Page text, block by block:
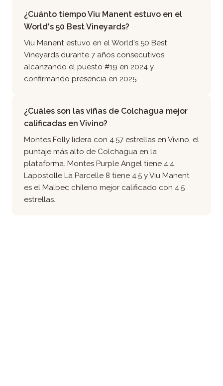
¿Cuánto tiempo Viu Manent estuvo en el
World's 50 Best Vineyards?
Viu Manent estuvo en el World's 50 Best
Vineyards durante 7 años consecutivos,
alcanzando el puesto #19 en 2024 y
confirmando presencia en 2025.
¿Cuáles son las viñas de Colchagua mejor
calificadas en Vivino?
Montes Folly lidera con 4.57 estrellas en Vivino, el
puntaje más alto de Colchagua en la
plataforma. Montes Purple Angel tiene 4.4,
Lapostolle La Parcelle 8 tiene 4.5 y Viu Manent
es el Malbec chileno mejor calificado con 4.5
estrellas.